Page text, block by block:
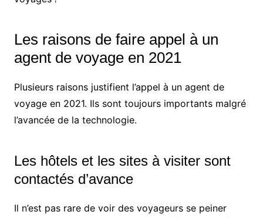
Les raisons de faire appel à un
agent de voyage en 2021
Plusieurs raisons justifient l’appel à un agent de
voyage en 2021. Ils sont toujours importants malgré
l’avancée de la technologie.
Les hôtels et les sites à visiter sont
contactés d’avance
Il n’est pas rare de voir des voyageurs se peiner